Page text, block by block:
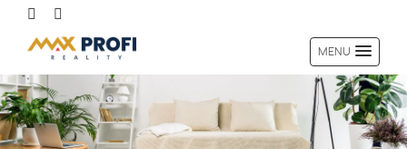
MENU